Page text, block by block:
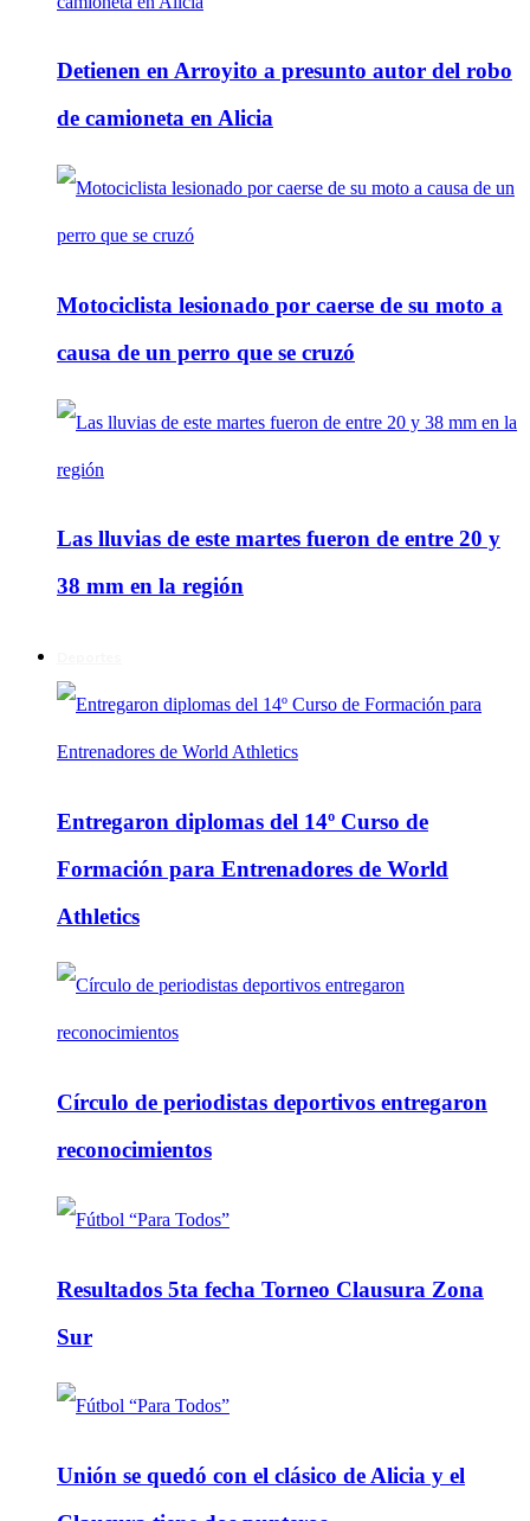
Detienen en Arroyito a presunto autor del robo
de camioneta en Alicia
Motociclista lesionado por caerse de su moto a
causa de un perro que se cruzó
Las lluvias de este martes fueron de entre 20 y
38 mm en la región
Entregaron diplomas del 14º Curso de
Formación para Entrenadores de World
Athletics
Círculo de periodistas deportivos entregaron
reconocimientos
Resultados 5ta fecha Torneo Clausura Zona
Sur
Unión se quedó con el clásico de Alicia y el